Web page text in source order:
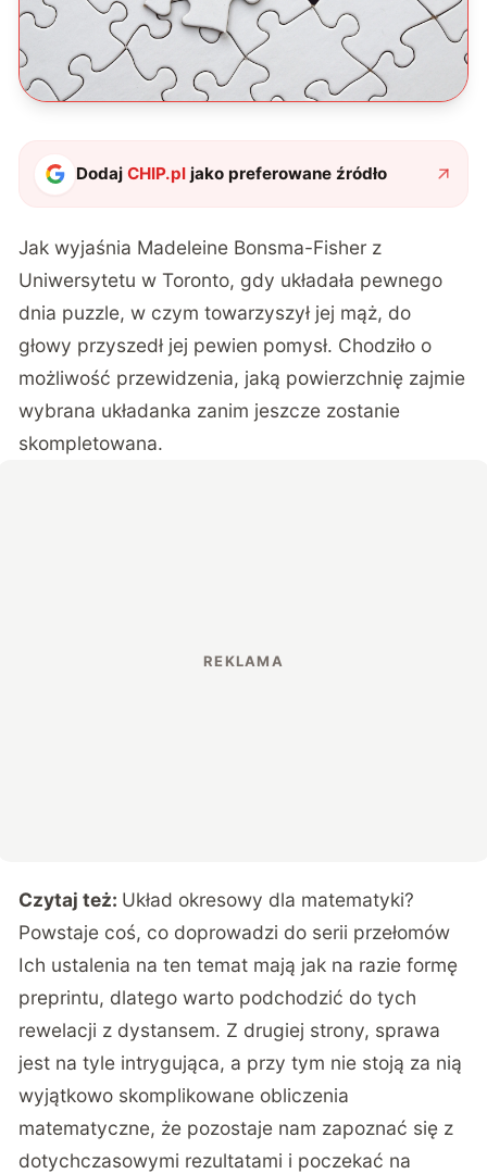
DodajCHIP.pl jako preferowane źródło
Jak wyjaśnia Madeleine Bonsma-Fisher z
Uniwersytetu w Toronto, gdy układała pewnego
dnia puzzle, w czym towarzyszył jej mąż, do
głowy przyszedł jej pewien pomysł. Chodziło o
możliwość przewidzenia, jaką powierzchnię zajmie
wybrana układanka zanim jeszcze zostanie
skompletowana.
Czytaj też: Układ okresowy dla matematyki?
Powstaje coś, co doprowadzi do serii przełomów
Ich ustalenia na ten temat mają jak na razie formę
preprintu, dlatego warto podchodzić do tych
rewelacji z dystansem. Z drugiej strony, sprawa
jest na tyle intrygująca, a przy tym nie stoją za nią
wyjątkowo skomplikowane obliczenia
matematyczne, że pozostaje nam zapoznać się z
dotychczasowymi rezultatami i poczekać na